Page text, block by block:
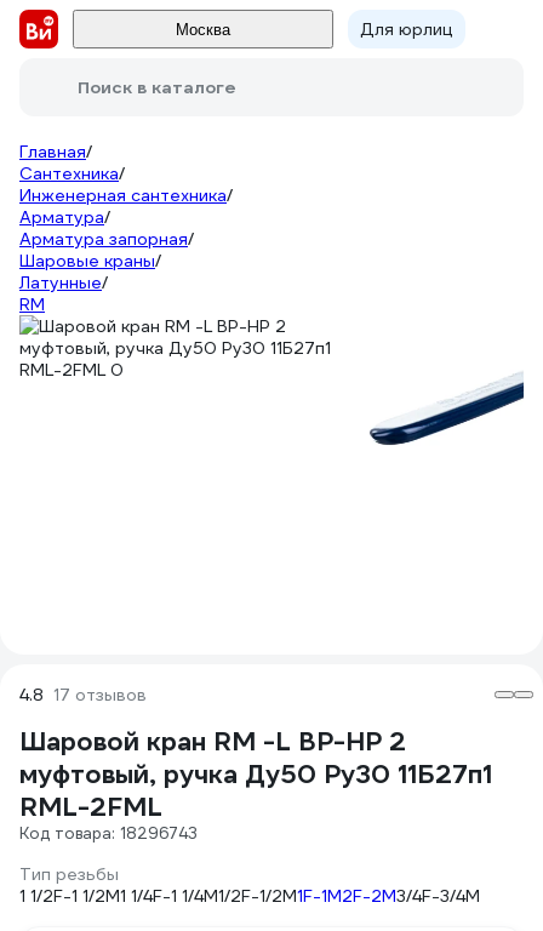
Москва Для юрлиц
Поиск в каталоге
Главная/
Сантехника/
Инженерная сантехника/
Арматура/
Арматура запорная/
Шаровые краны/
Латунные/
RM
4.8 17 отзывов
Шаровой кран RM -L ВР-НР 2
муфтовый, ручка Ду50 Ру30 11Б27п1
RML-2FML
Код товара: 18296743
Тип резьбы
1 1/2F-1 1/2M1 1/4F-1 1/4M1/2F-1/2M1F-1M2F-2M3/4F-3/4M